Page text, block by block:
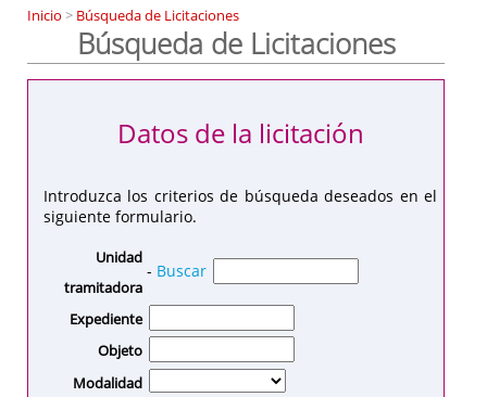
Inicio > Búsqueda de Licitaciones
Búsqueda de Licitaciones
Introduzca los criterios de búsqueda deseados en el
siguiente formulario.
Datos de la licitación
Unidad
tramitadora
- Buscar
Expediente
Objeto
Modalidad